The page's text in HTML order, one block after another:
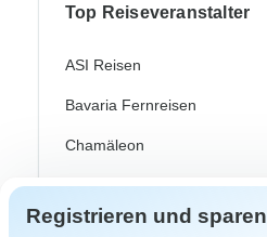
Top Reiseveranstalter
ASI Reisen
Bavaria Fernreisen
Chamäleon
DERTour
DIAMIR Erlebnisreisen
Registrieren und sparen